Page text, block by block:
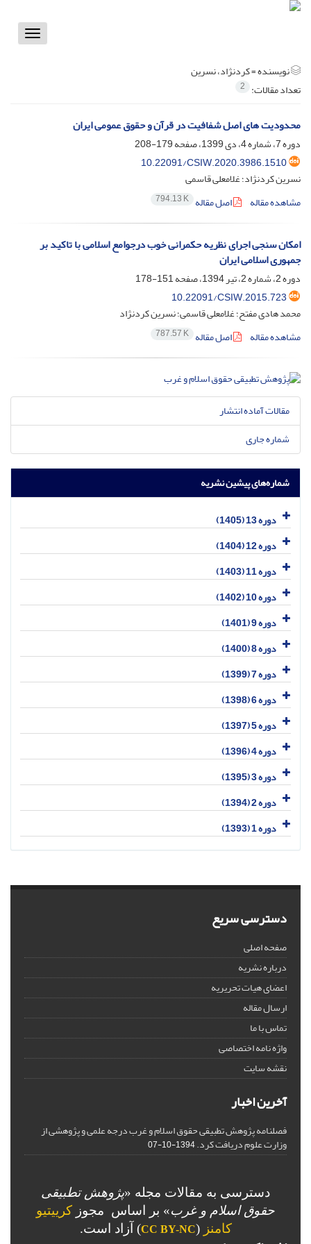
Toggle
نویسنده =کردنژاد، نسرین
تعداد مقالات: 2
محدودیت های اصل شفافیت در قرآن و حقوق عمومی ایران
دوره 7، شماره 4، دی 1399، صفحه
179-208
10.22091/CSIW.2020.3986.1510
نسرین کردنژاد؛ غلامعلی قاسمی
مشاهده مقاله
اصل مقاله 794.13 K
امکان سنجی اجرای نظریه حکمرانی خوب درجوامع اسلامی با تاکید بر
جمهوری اسلامی ایران
دوره 2، شماره 2، تیر 1394، صفحه
151-178
10.22091/CSIW.2015.723
محمد هادی مفتح؛ غلامعلی قاسمی؛ نسرین کردنژاد
مشاهده مقاله
اصل مقاله 787.57 K
مقالات آماده انتشار
شماره جاری
شماره‌های پیشین نشریه
دوره 13 (1405)
دوره 12 (1404)
دوره 11 (1403)
دوره 10 (1402)
دوره 9 (1401)
دوره 8 (1400)
دوره 7 (1399)
دوره 6 (1398)
دوره 5 (1397)
دوره 4 (1396)
دوره 3 (1395)
دوره 2 (1394)
دوره 1 (1393)
دسترسی سریع
صفحه اصلی
درباره نشریه
اعضای هیات تحریریه
ارسال مقاله
تماس با ما
واژه نامه اختصاصی
نقشه سایت
آخرین اخبار
فصلنامه پژوهش تطبیقی حقوق اسلام و غرب درجه علمی و پژوهشی از
وزارت علوم دریافت کرد.1394-10-07
دسترسی به مقالات مجله «پژوهش تطبیقی
حقوق اسلام و غرب» بر اساس مجوز کرییتیو
کامنز (
CC BY-NC) آزاد است.